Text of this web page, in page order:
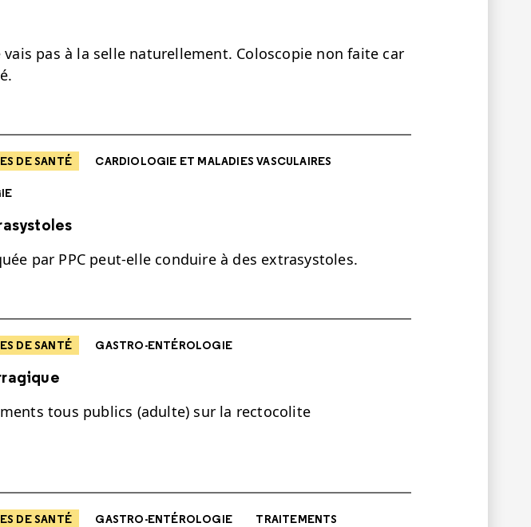
vais pas à la selle naturellement. Coloscopie non faite car
DE SANTÉ CARDIOLOGIE ET MALADIES VASCULAIRES
par PPC peut-elle conduire à des extrasystoles.
DE SANTÉ GASTRO-ENTÉROLOGIE
tous publics (adulte) sur la rectocolite
DE SANTÉ GASTRO-ENTÉROLOGIE TRAITEMENTS